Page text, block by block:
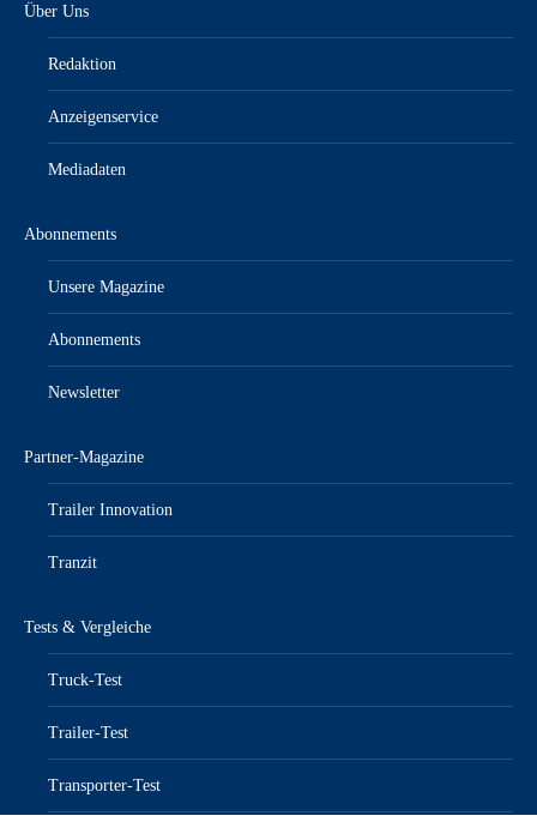
Über Uns
Redaktion
Anzeigenservice
Mediadaten
Abonnements
Unsere Magazine
Abonnements
Newsletter
Partner-Magazine
Trailer Innovation
Tranzit
Tests & Vergleiche
Truck-Test
Trailer-Test
Transporter-Test